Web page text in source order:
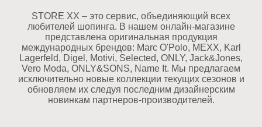
STORE XX – это сервис, объединяющий всех
любителей шопинга. В нашем онлайн-магазине
представлена оригинальная продукция
международных брендов: Marc O'Polo, MEXX, Karl
Lagerfeld, Digel, Motivi, Selected, ONLY, Jack&Jones,
Vero Moda, ONLY&SONS, Name It. Мы предлагаем
исключительно новые коллекции текущих сезонов и
обновляем их следуя последним дизайнерским
новинкам партнеров-производителей.